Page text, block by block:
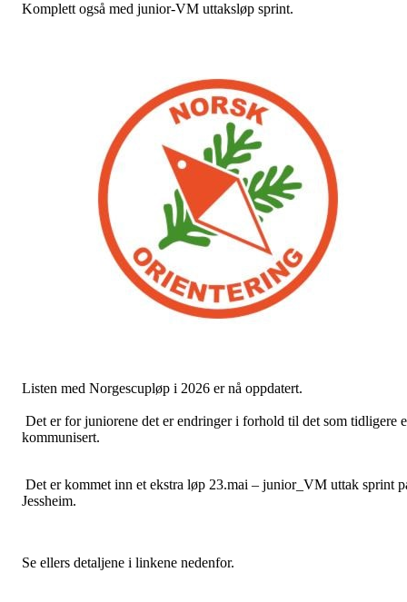
Komplett også med junior-VM uttaksløp sprint.
Listen med Norgescupløp i 2026 er nå oppdatert.
Det er for juniorene det er endringer i forhold til det som tidligere
kommunisert.
Det er kommet inn et ekstra løp 23.mai – junior_VM uttak sprint
Jessheim.
Se ellers detaljene i linkene nedenfor.